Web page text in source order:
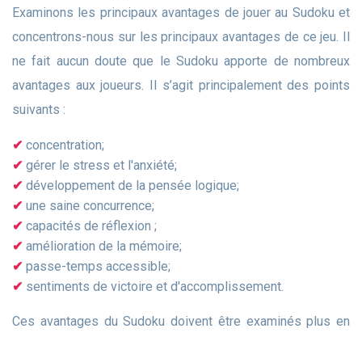
Examinons les principaux avantages de jouer au Sudoku et
concentrons-nous sur les principaux avantages de ce jeu. Il
ne fait aucun doute que le Sudoku apporte de nombreux
avantages aux joueurs. Il s’agit principalement des points
suivants :
concentration;
gérer le stress et l'anxiété;
développement de la pensée logique;
une saine concurrence;
capacités de réflexion ;
amélioration de la mémoire;
passe-temps accessible;
sentiments de victoire et d'accomplissement.
Ces avantages du Sudoku doivent être examinés plus en